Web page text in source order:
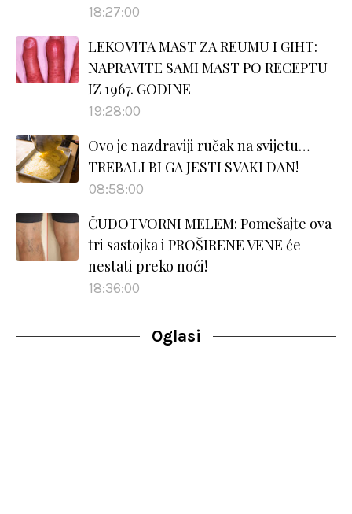
18:27:00
LEKOVITA MAST ZA REUMU I GIHT:
NAPRAVITE SAMI MAST PO RECEPTU
IZ 1967. GODINE
19:28:00
Ovo je nazdraviji ručak na svijetu…
TREBALI BI GA JESTI SVAKI DAN!
08:58:00
ČUDOTVORNI MELEM: Pomešajte ova
tri sastojka i PROŠIRENE VENE će
nestati preko noći!
18:36:00
Oglasi